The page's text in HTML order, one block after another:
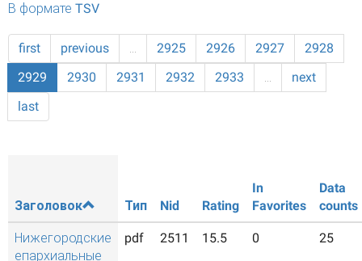
В формате TSV
first previous … 2925 2926 2927
2928
2929
2930 2931 2932 2933 …
next
last
Заголовок Тип Nid Rating
In
Favorites
Data
counts
Нижегородские
епархиальные
pdf 2511 15.5 0 25